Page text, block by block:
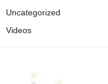
Uncategorized
Videos